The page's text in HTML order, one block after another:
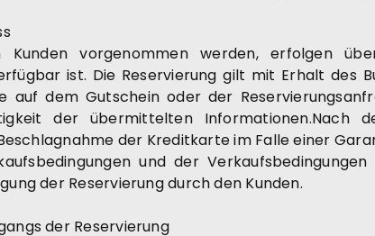
Kunden vorgenommen werden, erfolgen
ist. Die Reservierung gilt mit Erhalt des
auf dem Gutschein oder der
der übermittelten
der Kreditkarte im Falle einer
und der
der Reservierung durch den Kunden.
der Reservierung